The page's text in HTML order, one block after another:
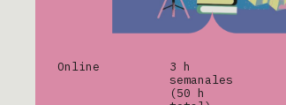
Online
3 h
semanales
(50 h